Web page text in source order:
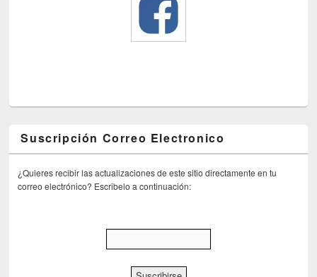
Suscripción Correo Electronico
¿Quieres recibir las actualizaciones de este sitio directamente en tu
correo electrónico? Escribelo a continuación: